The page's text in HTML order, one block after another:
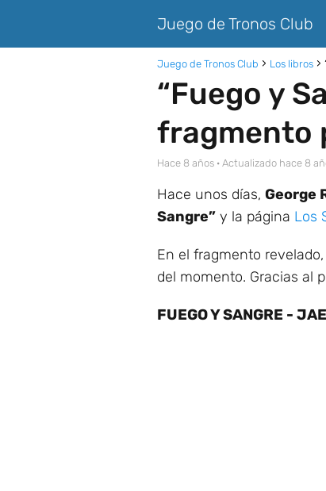
Juego de Tronos Club
Juego de Tronos Club Los libros
“Fuego y
fragmento
hace 8 años · Actualizado hace 8
Hace unos días, George
Sangre” y la página Los
En el fragmento
del momento. Gracias al
FUEGO Y SANGRE -